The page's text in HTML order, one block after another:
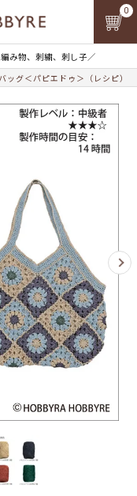
み物、刺繍、刺し子／
0
ッグ＜パピエドゥ＞（レシピ）